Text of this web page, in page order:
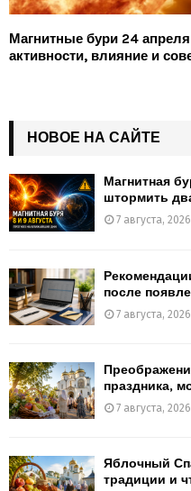
Магнитные бури 24
активности, влияние и
НОВОЕ НА САЙТЕ
Магнитная
штормить
7 августа, 2026
после
7 августа, 2026
праздника,
7 августа, 2026
Яблочный
традиции и